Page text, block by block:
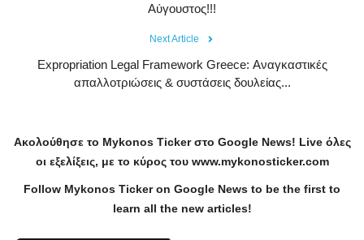
Αύγουστος!!!
Next Article
Expropriation Legal Framework Greece: Αναγκαστικές
απαλλοτριώσεις & συστάσεις δουλείας...
Ακολούθησε το Mykonos Tickerστο Google News! Liveόλες
οι εξελίξεις, με το κύρος του www.mykonosticker.com
Follow Mykonos Ticker on Google News to be the first to
learn all the new articles!